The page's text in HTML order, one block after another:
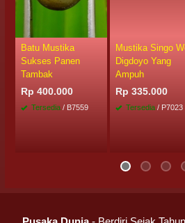
Batu Mustika
Sukses Panen
Tambak
Rp 400.000
Tersedia / B7559
Mustika Singo
Digdoyo Yang
Ampuh
Rp 335.000
Tersedia / P7023